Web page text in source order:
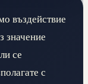
въздействие
значение
се
с